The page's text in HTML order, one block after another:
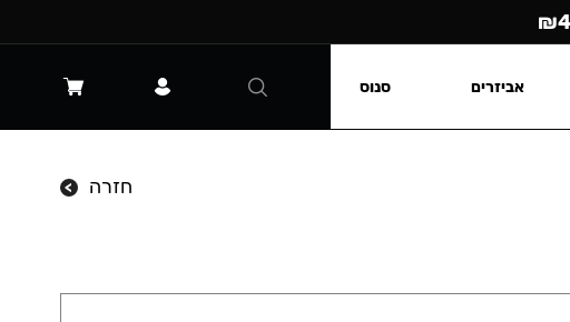
חזרה
אביזרים סנוס